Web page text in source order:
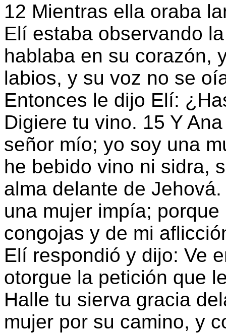
12 Mientras ella oraba
Elí estaba observando
hablaba en su corazón,
labios, y su voz no se
Entonces le dijo Elí:
Digiere tu vino. 15 Y
señor mío; yo soy una
he bebido vino ni sidra,
alma delante de
una mujer impía;
congojas y de mi
Elí respondió y dijo: Ve
otorgue la petición que
Halle tu sierva gracia
mujer por su camino, y